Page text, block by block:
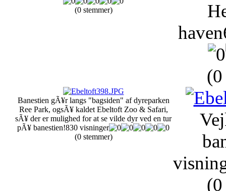
(0 stemmer)
haven
Banestien gÃ¥r langs "bagsiden" af dyreparken
Ree Park, ogsÃ¥ kaldet Ebeltoft Zoo & Safari,
sÃ¥ der er mulighed for at se vilde dyr ved en tur
pÃ¥ banestien!830 visninger
(0 stemmer)